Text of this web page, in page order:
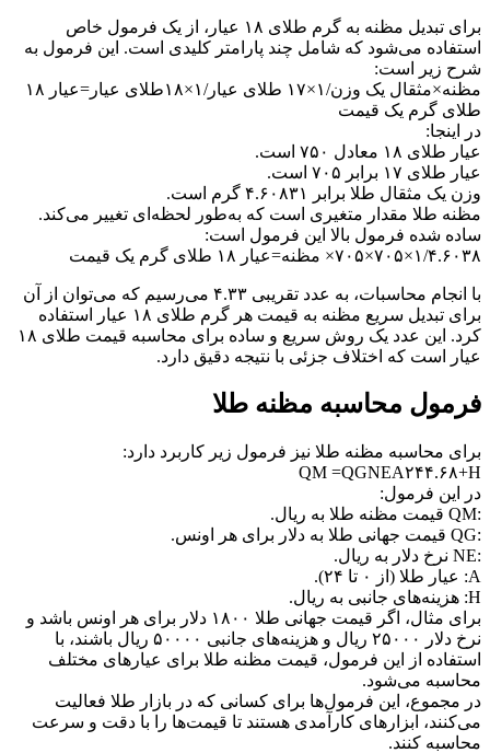
برای تبدیل مظنه به گرم طلای ۱۸ عیار، از یک فرمول خاص
استفاده می‌شود که شامل چند پارامتر کلیدی است. این فرمول به
شرح زیر است:
مظنه×مثقال یک وزن/۱×۱۷ طلای عیار/۱×۱۸طلای عیار=عیار ۱۸
طلای گرم یک قیمت
در اینجا:
عیار طلای ۱۸ معادل ۷۵۰ است.
عیار طلای ۱۷ برابر ۷۰۵ است.
وزن یک مثقال طلا برابر ۴.۶۰۸۳۱ گرم است.
مظنه طلا مقدار متغیری است که به‌طور لحظه‌ای تغییر می‌کند.
ساده شده فرمول بالا این فرمول است:
۱/۴.۶۰۳۸×۷۰۵×۷۰۵× مظنه=عیار ۱۸ طلای گرم یک قیمت
با انجام محاسبات، به عدد تقریبی ۴.۳۳ می‌رسیم که می‌توان از آن
برای تبدیل سریع مظنه به قیمت هر گرم طلای ۱۸ عیار استفاده
کرد. این عدد یک روش سریع و ساده برای محاسبه قیمت طلای ۱۸
عیار است که اختلاف جزئی با نتیجه دقیق دارد.
فرمول محاسبه مظنه طلا
برای محاسبه مظنه طلا نیز فرمول زیر کاربرد دارد:
QM =QGNEA۲۴۴.۶۸+H
در این فرمول:
:QM قیمت مظنه طلا به ریال.
:QG قیمت جهانی طلا به دلار برای هر اونس.
:NE نرخ دلار به ریال.
A: عیار طلا (از ۰ تا ۲۴).
H: هزینه‌های جانبی به ریال.
برای مثال، اگر قیمت جهانی طلا ۱۸۰۰ دلار برای هر اونس باشد و
نرخ دلار ۲۵۰۰۰ ریال و هزینه‌های جانبی ۵۰۰۰۰ ریال باشند، با
استفاده از این فرمول، قیمت مظنه طلا برای عیارهای مختلف
محاسبه می‌شود.
در مجموع، این فرمول‌ها برای کسانی که در بازار طلا فعالیت
می‌کنند، ابزارهای کارآمدی هستند تا قیمت‌ها را با دقت و سرعت
محاسبه کنند.